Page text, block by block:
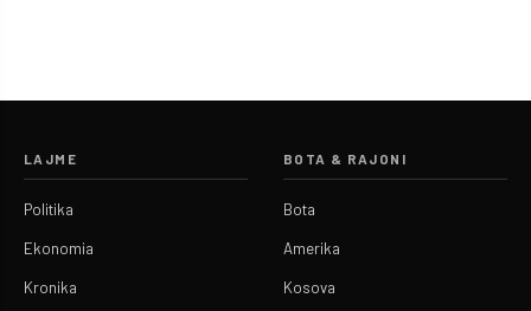
LAJME
Politika
Ekonomia
Kronika
BOTA & RAJONI
Bota
Amerika
Kosova